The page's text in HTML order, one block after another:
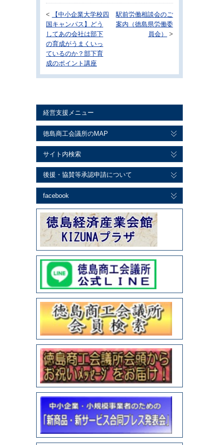
<
【中小企業大学校四
国キャンパス】どう
してあの会社は部下
の育成がうまくいっ
ているのか？部下育
成のポイント講座
駅前労働相談会のご
案内（徳島県労働委
員会）
>
経営支援メニュー
徳島商工会議所のMAP
サイト内検索
後援・協賛等承認申請について
facebook